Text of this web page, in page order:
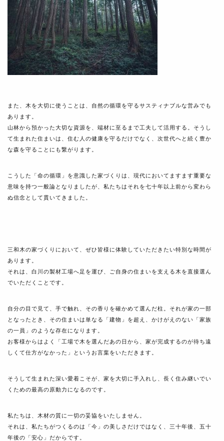
また、木を大切に使うことは、自然の循環を守るサスティナブルな営みでも
あります。
山林から預かった大切な資源を、端材に至るまで工夫して活用する。そうし
て生まれた住まいは、住む人の健康を守るだけでなく、次世代へと続く豊か
な森を守ることにも繋がります。
こうした「命の循環」を意識した家づくりは、現代においてますます重要な
意味を持つ一般論となりましたが、私たちはそれを七十年以上前から変わら
ぬ信念として貫いてきました。
三和木の家づくりにおいて、ぜひ皆様に体験していただきたい特別な時間が
あります。
それは、白川の製材工場へ足を運び、ご自身の住まいを支える木を直接選ん
でいただくことです。
自分の目で見て、手で触れ、その香りを確かめて選んだ柱。それが家の一部
となったとき、その住まいは単なる「建物」を超え、かけがえのない「家族
の一員」のような存在になります。
お客様からはよく「工場で木を選んだあの日から、家が完成するのが待ち遠
しくて仕方がなかった」というお言葉をいただきます。
そうして生まれた深い愛着こそが、家を大切に手入れし、長く住み継いでい
くための最高の原動力になるのです。
私たちは、木材の質に一切の妥協をいたしません。
それは、私たちがつくるのは「今」の美しさだけではなく、三十年後、五十
年後の「安心」だからです。